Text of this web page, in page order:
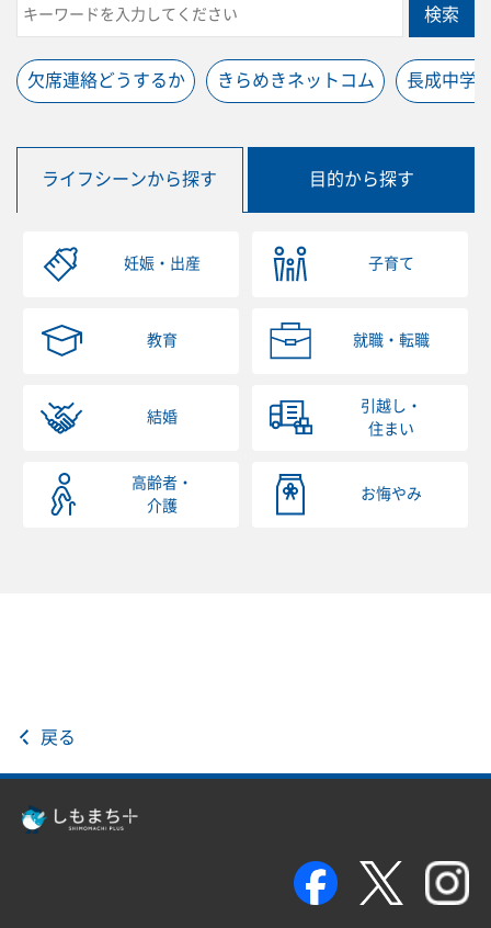
検索
欠席連絡どうするか きらめきネットコム 長成中学
ライフシーンから探す 目的から探す
妊娠・出産 子育て
教育 就職・転職
結婚
引越し・
住まい
高齢者・
介護
お悔やみ
戻る